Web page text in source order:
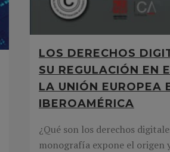
LOS DERECHOS
SU REGULACIÓN EN
LA UNIÓN EUROPEA
IBEROAMÉRICA
¿Qué son los derechos
monografía expone el origen